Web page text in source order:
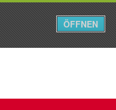
Menü
ÖFFNEN